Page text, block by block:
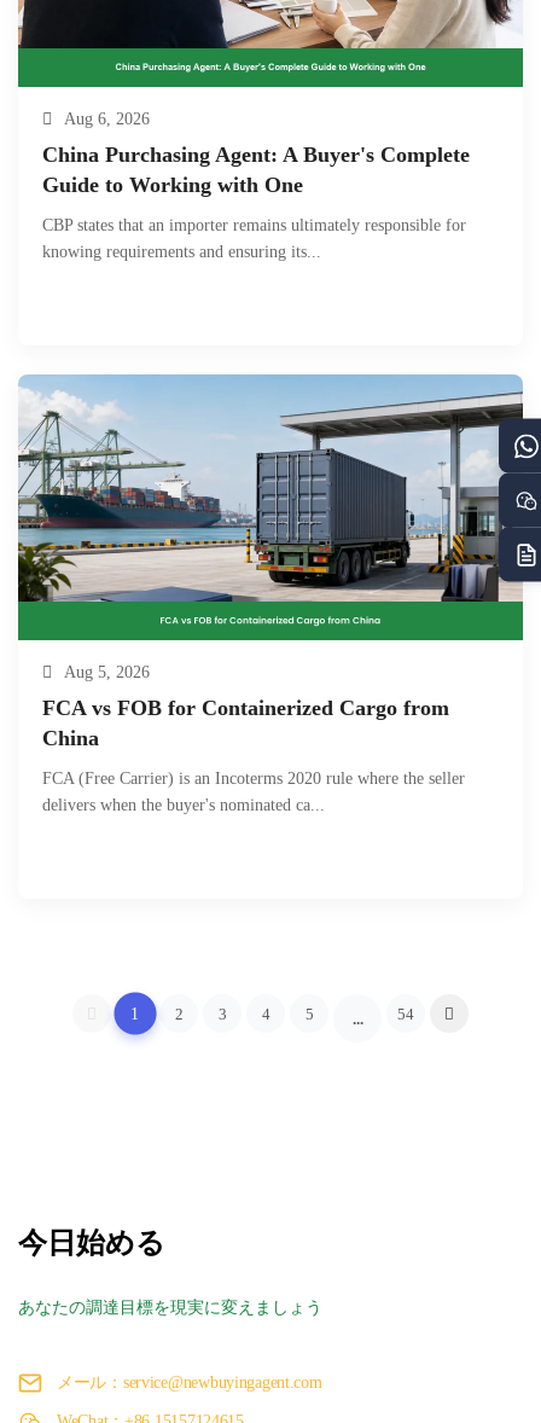
Aug 6, 2026
China Purchasing Agent: A Buyer's Complete
Guide to Working with One
CBP states that an importer remains ultimately responsible for
knowing requirements and ensuring its...
Aug 5, 2026
FCA vs FOB for Containerized Cargo from
China
FCA (Free Carrier) is an Incoterms 2020 rule where the seller
delivers when the buyer's nominated ca...
1 2 3 4 5 ... 54
今日始める
あなたの調達目標を現実に変えましょう
メール：service@newbuyingagent.com